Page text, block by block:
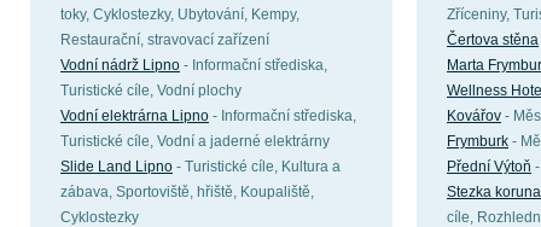
toky, Cyklostezky, Ubytování, Kempy,
Restaurační, stravovací zařízení
Vodní nádrž Lipno - Informační střediska,
Turistické cíle, Vodní plochy
Vodní elektrárna Lipno - Informační střediska,
Turistické cíle, Vodní a jaderné elektrárny
Slide Land Lipno - Turistické cíle, Kultura a
zábava, Sportoviště, hřiště, Koupaliště,
Cyklostezky
Zříceniny,
Čertova stěna
Marta
Wellness
Kovářov -
Frymburk -
Přední Výtoň
Stezka
cíle,